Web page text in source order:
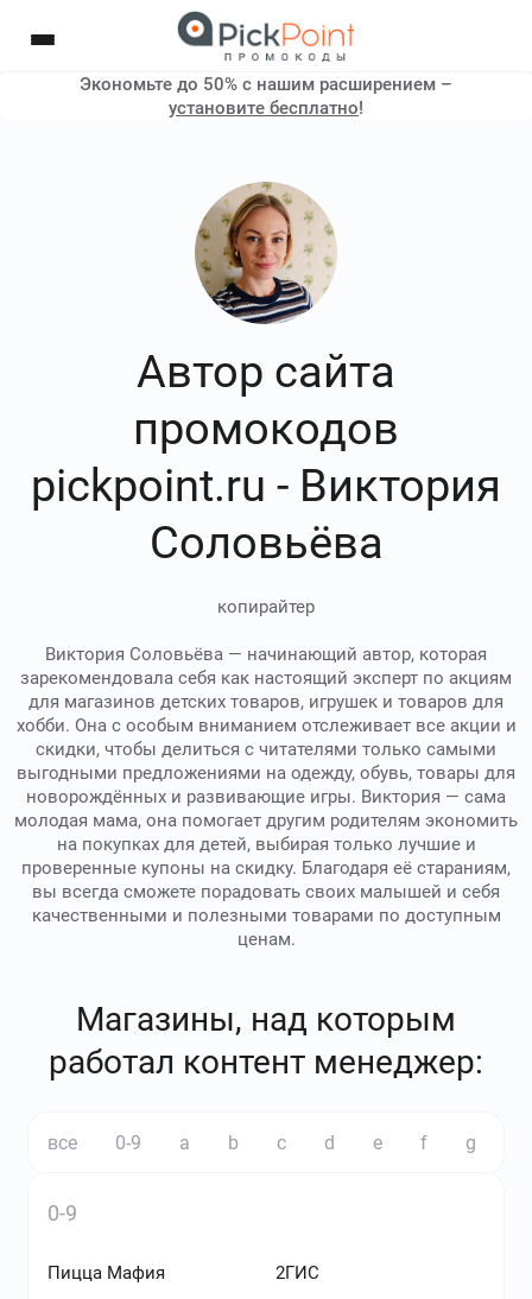
Экономьте до 50% с нашим расширением –
установите бесплатно!
Автор сайта
промокодов
pickpoint.ru - Виктория
Соловьёва
копирайтер
Виктория Соловьёва — начинающий автор, которая
зарекомендовала себя как настоящий эксперт по акциям
для магазинов детских товаров, игрушек и товаров для
хобби. Она с особым вниманием отслеживает все акции и
скидки, чтобы делиться с читателями только самыми
выгодными предложениями на одежду, обувь, товары для
новорождённых и развивающие игры. Виктория — сама
молодая мама, она помогает другим родителям экономить
на покупках для детей, выбирая только лучшие и
проверенные купоны на скидку. Благодаря её стараниям,
вы всегда сможете порадовать своих малышей и себя
качественными и полезными товарами по доступным
ценам.
Магазины, над которым
работал контент менеджер:
все 0-9 a b c d e f g
0-9
Пицца Мафия 2ГИС